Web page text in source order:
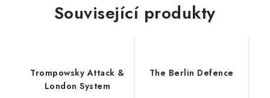
Související produkty
Trompowsky Attack &
London System
The Berlin Defence